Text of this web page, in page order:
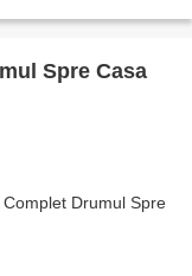
Spre Casa